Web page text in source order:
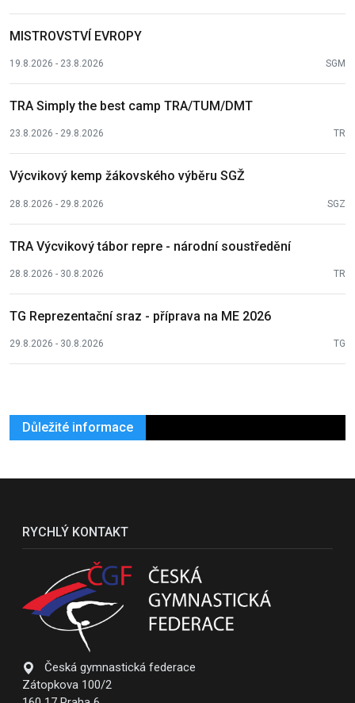
MISTROVSTVÍ EVROPY
19.8.2026 - 23.8.2026 SGM
TRA Simply the best camp TRA/TUM/DMT
23.8.2026 - 29.8.2026 TR
Výcvikový kemp žákovského výběru SGŽ
28.8.2026 - 29.8.2026 SGZ
TRA Výcvikový tábor repre - národní soustředění
28.8.2026 - 30.8.2026 TR
TG Reprezentační sraz - příprava na ME 2026
29.8.2026 - 30.8.2026 TG
Důležité informace
RYCHLÝ KONTAKT
Česká gymnastická federace
Zátopkova 100/2